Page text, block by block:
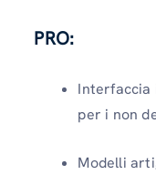
PRO:
Interfaccia
per i non
Modelli